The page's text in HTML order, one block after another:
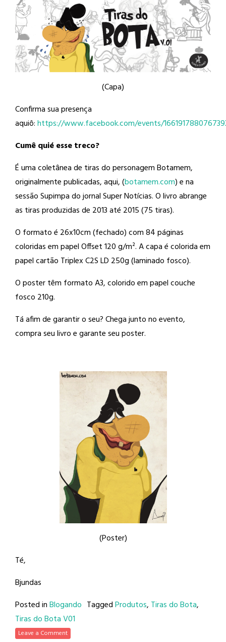
(Capa)
Confirma sua presença
aquiô:https://www.facebook.com/events/
Cumê quié esse treco?
É uma coletânea de tiras do personagem Botamem,
originalmente publicadas, aqui, (botamem.com) e na
sessão Supimpa do jornal Super Notícias. O livro abrange
as tiras produzidas de 2013 até 2015 (75 tiras).
O formato é 26x10cm (fechado) com 84 páginas
coloridas em papel Offset 120 g/m². A capa é colorida em
papel cartão Triplex C2S LD 250g (laminado fosco).
O poster têm formato A3, colorido em papel couche
fosco 210g.
Tá afim de garantir o seu? Chega junto no evento,
compra seu livro e garante seu poster.
(Poster)
Té,
Bjundas
Posted inBlogando TaggedProdutos, Tiras do Bota,
Tiras do Bota V01
Leave a Comment